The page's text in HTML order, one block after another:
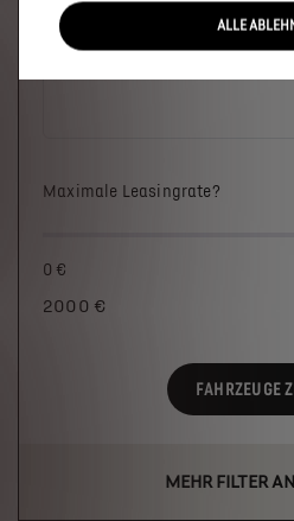
Welches Fahrzeug?
Maximale Leasingrate?
0 €
2000 €
FAHRZEUGE
MEHR FILTER
ALLE